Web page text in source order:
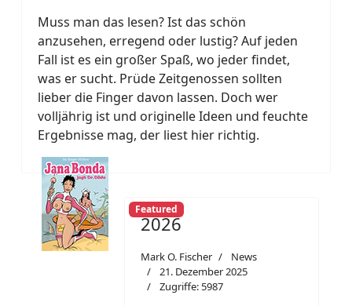
Muss man das lesen? Ist das schön
anzusehen, erregend oder lustig? Auf jeden
Fall ist es ein großer Spaß, wo jeder findet,
was er sucht. Prüde Zeitgenossen sollten
lieber die Finger davon lassen. Doch wer
volljährig ist und originelle Ideen und feuchte
Ergebnisse mag, der liest hier richtig.
Featured
2026
Mark O. Fischer
News
21. Dezember 2025
Zugriffe: 5987